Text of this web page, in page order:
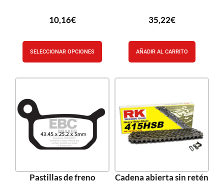
10,16€
SELECCIONAR OPCIONES
35,22€
AÑADIR AL CARRITO
Pastillas de freno
Cadena abierta sin retén